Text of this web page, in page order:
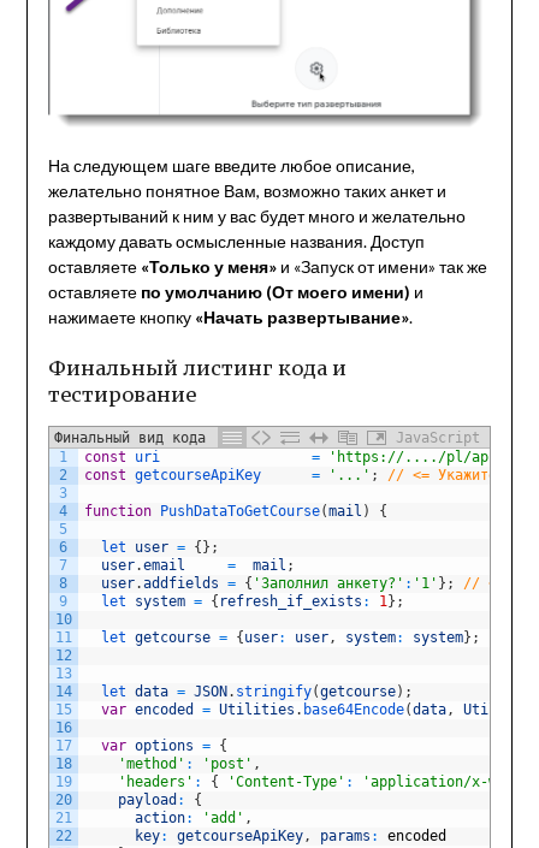
На следующем шаге введите любое описание,
желательно понятное Вам, возможно таких анкет и
развертываний к ним у вас будет много и желательно
каждому давать осмысленные названия. Доступ
оставляете «Только у меня» и «Запуск от имени» так же
оставляете по умолчанию (От моего имени) и
нажимаете кнопку «Начать развертывание».
Финальный листинг кода и
тестирование
Финальный вид кода
JavaScript
1
2
3
4
5
6
7
8
9
10
11
12
13
14
15
16
17
18
19
20
21
22
const uri =
'https://..../pl/api/
const getcourseApiKey = '...' ; // <= Укажите
function PushDataToGetCourse(mail ) {
let user = { } ;
user.email = mail ;
user.addfields = { 'Заполнил анкету?' : '1' } ;
// <=
let
system = { refresh_if_exists : 1} ;
let getcourse = { user: user, system: system} ;
let data = JSON . stringify(getcourse) ;
var encoded = Utilities . base64Encode(data, Utilities
var options =
{
'method' : 'post' ,
'headers' : { 'Content-Type' :
'application/x-www-
payload :
{
action: 'add' ,
key: getcourseApiKey, params :
encoded